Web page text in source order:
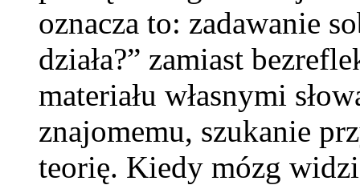
oznacza to: zadawanie
działa?” zamiast
materiału własnymi
znajomemu, szukanie
teorię. Kiedy mózg